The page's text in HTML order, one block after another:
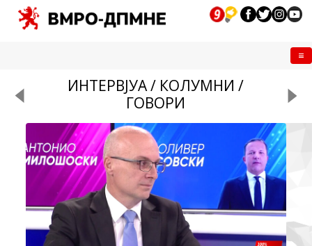
ИНТЕРВЈУА / КОЛУМНИ /
ГОВОРИ